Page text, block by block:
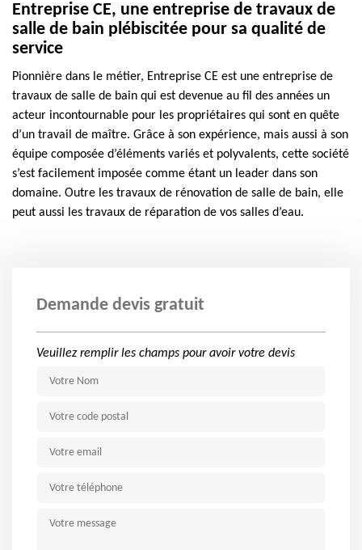
Entreprise CE, une entreprise de travaux de
salle de bain plébiscitée pour sa qualité de
service
Pionnière dans le métier, Entreprise CE est une entreprise de
travaux de salle de bain qui est devenue au fil des années un
acteur incontournable pour les propriétaires qui sont en quête
d’un travail de maître. Grâce à son expérience, mais aussi à son
équipe composée d’éléments variés et polyvalents, cette société
s’est facilement imposée comme étant un leader dans son
domaine. Outre les travaux de rénovation de salle de bain, elle
peut aussi les travaux de réparation de vos salles d’eau.
Demande devis gratuit
Veuillez remplir les champs pour avoir votre devis